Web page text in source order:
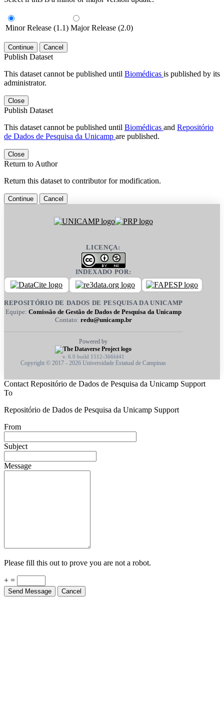
Minor Release (1.1) Major Release (2.0)
Continue Cancel
Publish Dataset
This dataset cannot be published until Biomédicas is published by its
administrator.
Close
Publish Dataset
This dataset cannot be published until Biomédicas and Repositório
de Dados de Pesquisa da Unicamp are published.
Close
Return to Author
Return this dataset to contributor for modification.
Continue Cancel
LICENÇA:
INDEXADO POR:
REPOSITÓRIO DE DADOS DE PESQUISA DA UNICAMP
Equipe: Comissão de Gestão de Dados de Pesquisa da Unicamp
Contato: redu@unicamp.br
Powered by
v. 6.0 build 1512-366fd41
Copyright © 2017 - 2026 Universidade Estatual de Campinas
Contact Repositório de Dados de Pesquisa da Unicamp Support
To
Repositório de Dados de Pesquisa da Unicamp Support
From
Subject
Message
Please fill this out to prove you are not a robot.
+ =
Send Message Cancel